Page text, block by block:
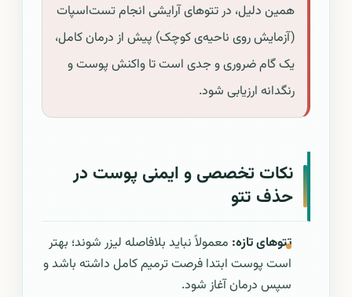
همین دلیل، در تتوهای آرایشی انجام تست‌اسپات
(آزمایش روی ناحیه‌ی کوچک) پیش از درمان کامل،
یک گام ضروری و جدی است تا واکنش پوست و
رنگدانه ارزیابی شود.
نکات تخصصی و ایمنی پوست در
حذف تتو
تتوهای تازه: معمولاً نباید بلافاصله لیزر شوند؛ بهتر
است پوست ابتدا فرصت ترمیم کامل داشته باشد و
سپس درمان آغاز شود.